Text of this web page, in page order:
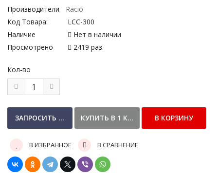
Производители
Racio
Код Товара:
LCC-300
Наличие
Нет в наличии
Просмотрено
2419 раз.
Кол-во
В ИЗБРАННОЕ В СРАВНЕНИЕ